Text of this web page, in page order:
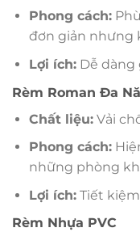
Phong cách:
đơn giản nhưng
Lợi ích:Dễ dàng
Rèm Roman Đa
Chất liệu:Vải
Phong cách:
những phòng
Lợi ích:Tiết
Rèm Nhựa PVC